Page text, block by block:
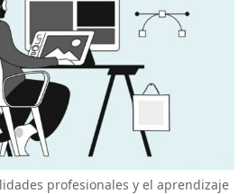
profesionales y el aprendizaje